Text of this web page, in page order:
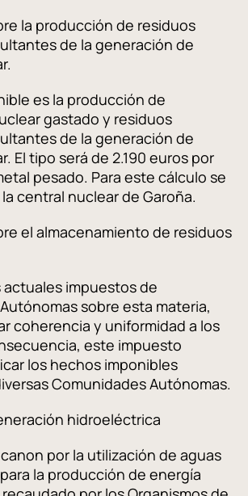
la producción de residuos
de la generación de
es la producción de
gastado y residuos
de la generación de
El tipo será de 2.190 euros por
pesado. Para este cálculo se
central nuclear de Garoña.
el almacenamiento de residuos
actuales impuestos de
sobre esta materia,
coherencia y uniformidad a los
este impuesto
los hechos imponibles
Comunidades Autónomas.
hidroeléctrica
por la utilización de aguas
la producción de energía